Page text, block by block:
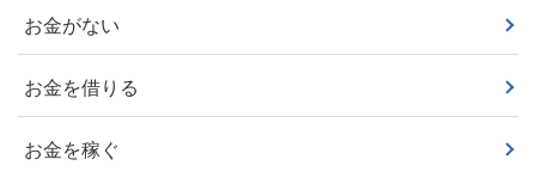
お金がない
お金を借りる
お金を稼ぐ